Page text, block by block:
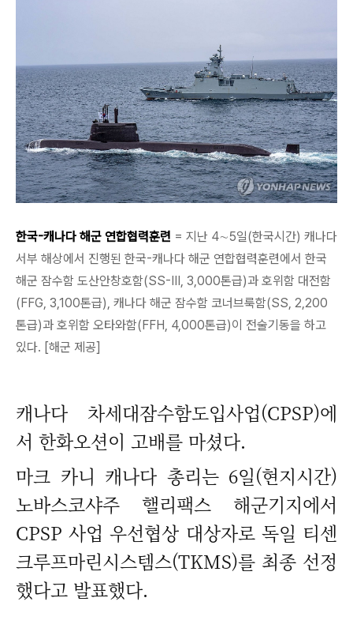
한국-캐나다 해군 연합협력훈련 = 지난 4∼5일(한국시간) 캐나다
서부 해상에서 진행된 한국-캐나다 해군 연합협력훈련에서 한국
해군 잠수함 도산안창호함(SS-Ⅲ, 3,000톤급)과 호위함 대전함
(FFG, 3,100톤급), 캐나다 해군 잠수함 코너브룩함(SS, 2,200
톤급)과 호위함 오타와함(FFH, 4,000톤급)이 전술기동을 하고
있다. [해군 제공]
캐나다 차세대잠수함도입사업(CPSP)에
서 한화오션이 고배를 마셨다.
마크 카니 캐나다 총리는 6일(현지시간)
노바스코샤주 핼리팩스 해군기지에서
CPSP 사업 우선협상 대상자로 독일 티센
크루프마린시스템스(TKMS)를 최종 선정
했다고 발표했다.